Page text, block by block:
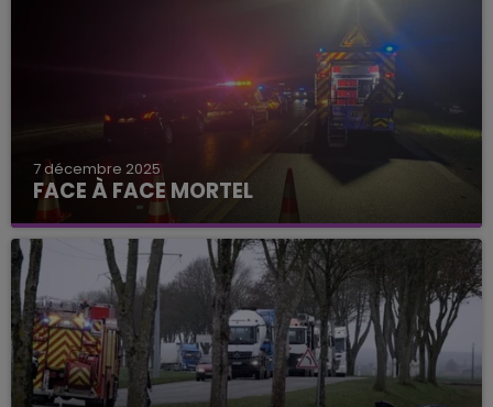
7 décembre 2025
FACE À FACE MORTEL